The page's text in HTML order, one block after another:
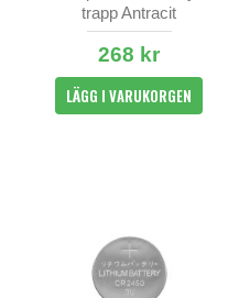
trapp Antracit
268 kr
LÄGG I VARUKORGEN